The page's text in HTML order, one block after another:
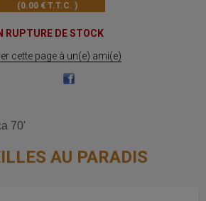
0.00€ T.T.C.
RUPTURE DE STOCK
cette page à un(e) ami(e)
70'
AU PARADIS